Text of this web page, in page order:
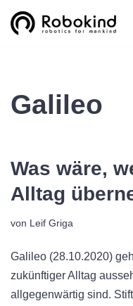
Zum
Galileo
Was wäre,
Alltag
von Leif Griga
Galileo (28.10.2020)
zukünftiger Alltag
allgegenwärtig sind.